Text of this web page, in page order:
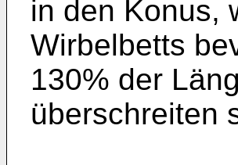
in den Konus,
Wirbelbetts
130% der
überschreiten